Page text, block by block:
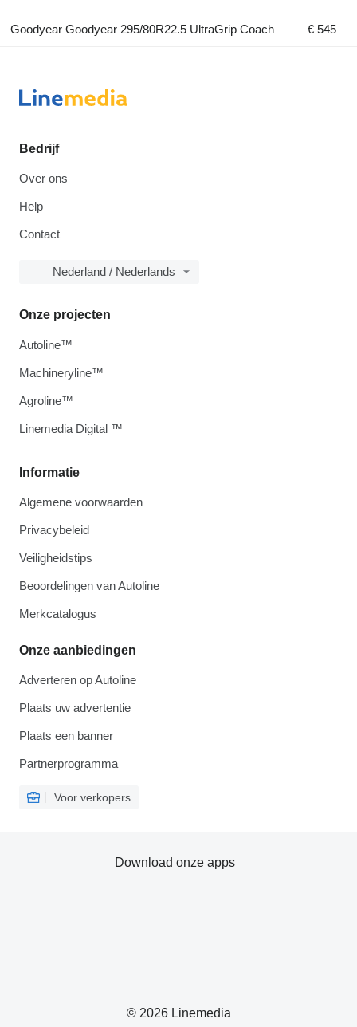
Goodyear Goodyear 295/80R22.5 UltraGrip Coach € 545
Bedrijf
Over ons
Help
Contact
Nederland / Nederlands
Informatie
Algemene voorwaarden
Privacybeleid
Veiligheidstips
Beoordelingen van Autoline
Merkcatalogus
Onze aanbiedingen
Adverteren op Autoline
Plaats uw advertentie
Plaats een banner
Partnerprogramma
Voor verkopers
Onze projecten
Autoline™
Machineryline™
Agroline™
Linemedia Digital ™
© 2026 Linemedia
Download onze apps